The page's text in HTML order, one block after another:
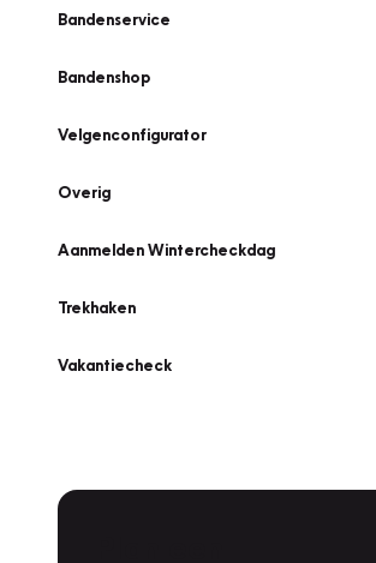
Bandenservice
Bandenshop
Velgenconfigurator
Overig
Aanmelden Wintercheckdag
Trekhaken
Vakantiecheck